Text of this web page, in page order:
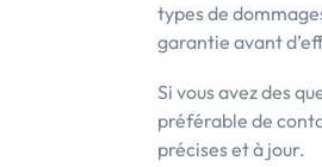
types de
garantie avant
Si vous avez des
préférable de
précises et à jour.